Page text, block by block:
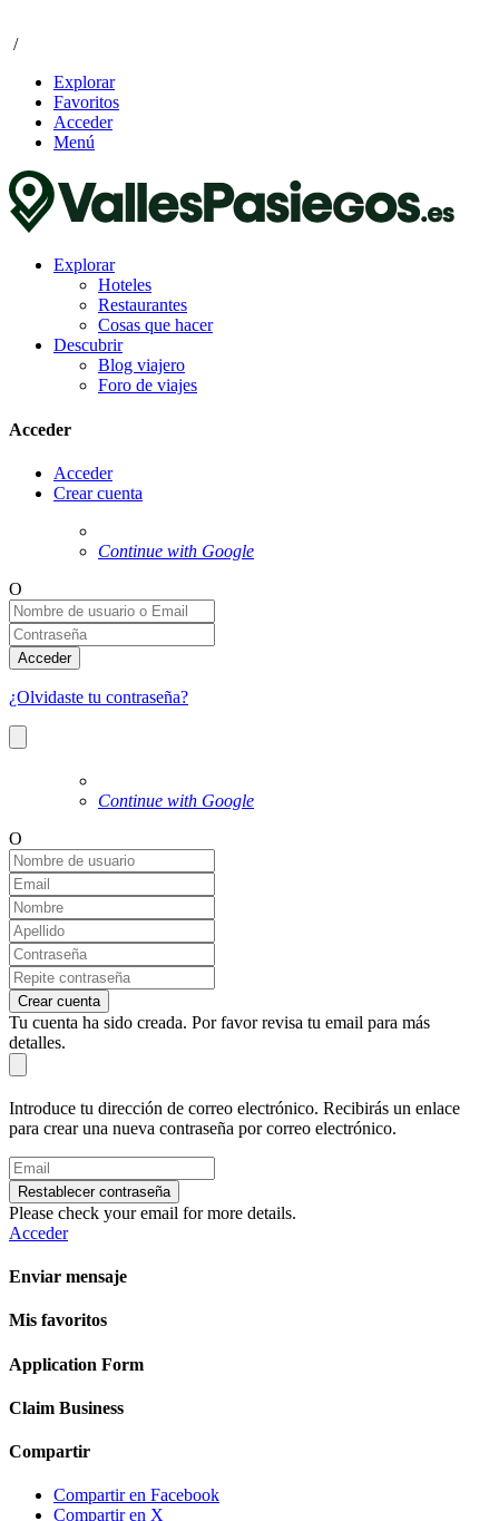
/
Explorar
Favoritos
Acceder
Menú
Explorar
Hoteles
Restaurantes
Cosas que hacer
Descubrir
Blog viajero
Foro de viajes
Acceder
Acceder
Crear cuenta
Continue with Google
O
Acceder
¿Olvidaste tu contraseña?
Continue with Google
O
Crear cuenta
Tu cuenta ha sido creada. Por favor revisa tu email para más
detalles.
Introduce tu dirección de correo electrónico. Recibirás un enlace
para crear una nueva contraseña por correo electrónico.
Restablecer contraseña
Please check your email for more details.
Acceder
Enviar mensaje
Mis favoritos
Application Form
Claim Business
Compartir
Compartir en Facebook
Compartir en X